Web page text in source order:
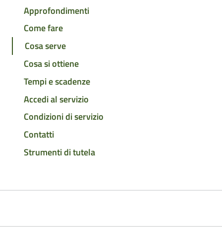
Approfondimenti
Come fare
Cosa serve
Cosa si ottiene
Tempi e scadenze
Accedi al servizio
Condizioni di servizio
Contatti
Strumenti di tutela